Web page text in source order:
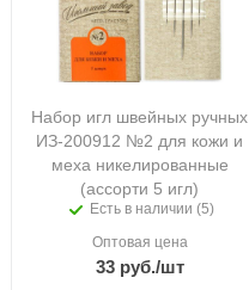
Набор игл швейных ручных
ИЗ-200912 №2 для кожи и
меха никелированные
(ассорти 5 игл)
Есть в наличии (5)
Оптовая цена
33руб./шт